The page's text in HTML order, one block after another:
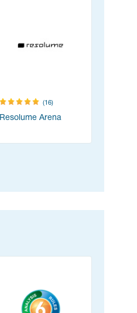
(16)
Resolume Arena